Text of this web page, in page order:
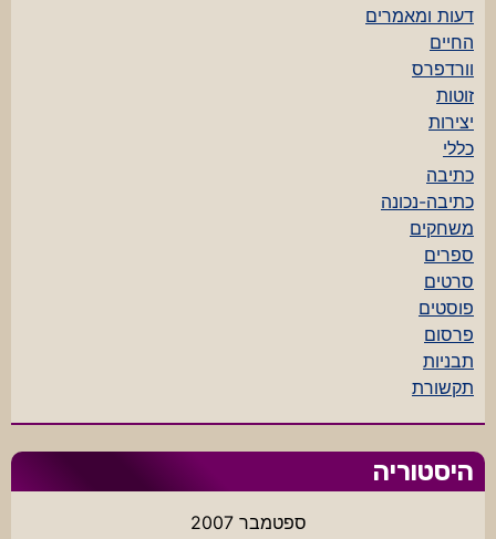
דעות ומאמרים
החיים
וורדפרס
זוטות
יצירות
כללי
כתיבה
כתיבה-נכונה
משחקים
ספרים
סרטים
פוסטים
פרסום
תבניות
תקשורת
היסטוריה
ספטמבר 2007